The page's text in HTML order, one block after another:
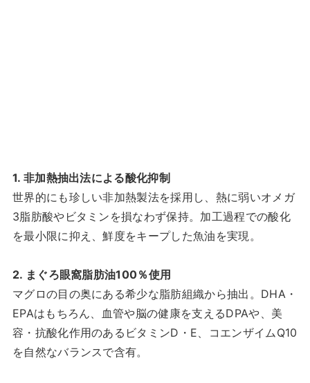
1. 非加熱抽出法による酸化抑制
世界的にも珍しい非加熱製法を採用し、熱に弱いオメガ
3脂肪酸やビタミンを損なわず保持。加工過程での酸化
を最小限に抑え、鮮度をキープした魚油を実現。
2. まぐろ眼窩脂肪油100％使用
マグロの目の奥にある希少な脂肪組織から抽出。DHA・
EPAはもちろん、血管や脳の健康を支えるDPAや、美
容・抗酸化作用のあるビタミンD・E、コエンザイムQ10
を自然なバランスで含有。